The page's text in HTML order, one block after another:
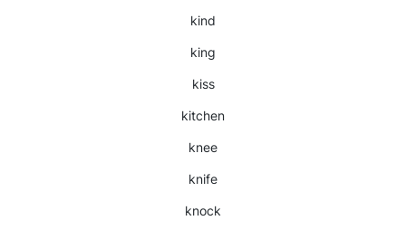
kind
king
kiss
kitchen
knee
knife
knock